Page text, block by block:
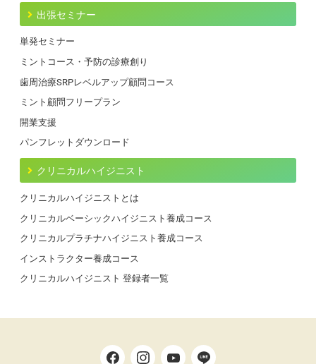
出張セミナー
単発セミナー
ミントコース・予防の診療創り
歯周治療SRPレベルアップ顧問コース
ミント顧問フリープラン
開業支援
パンフレットダウンロード
クリニカルハイジニスト
クリニカルハイジニストとは
クリニカルベーシックハイジニスト養成コース
クリニカルプラチナハイジニスト養成コース
インストラクター養成コース
クリニカルハイジニスト 登録者一覧